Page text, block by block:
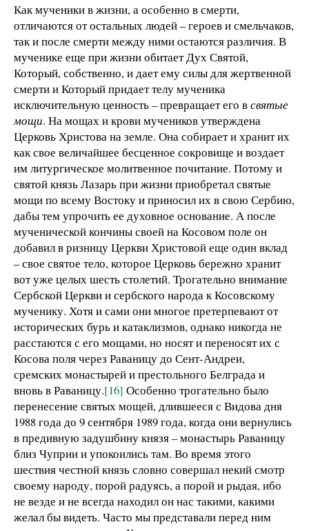
Как мученики в жизни, а особенно в смерти,
отличаются от остальных людей – героев и смельчаков,
так и после смерти между ними остаются различия. В
мученике еще при жизни обитает Дух Святой,
Который, собственно, и дает ему силы для жертвенной
смерти и Который придает телу мученика
исключительную ценность – превращает его всвятые
мощи. На мощах и крови мучеников утверждена
Церковь Христова на земле. Она собирает и хранит их
как свое величайшее бесценное сокровище и воздает
им литургическое молитвенное почитание. Потому и
святой князь Лазарь при жизни приобретал святые
мощи по всему Востоку и приносил их в свою Сербию,
дабы тем упрочить ее духовное основание. А после
мученической кончины своей на Косовом поле он
добавил в ризницу Церкви Христовой еще один вклад
– свое святое тело, которое Церковь бережно хранит
вот уже целых шесть столетий. Трогательно внимание
Сербской Церкви и сербского народа к Косовскому
мученику. Хотя и сами они многое претерпевают от
исторических бурь и катаклизмов, однако никогда не
расстаются с его мощами, но носят и переносят их с
Косова поля через Раваницу до Сент-Андреи,
сремских монастырей и престольного Белграда и
вновь в Раваницу.[16] Особенно трогательно было
перенесение святых мощей, длившееся с Видова дня
1988 года до 9 сентября 1989 года, когда они вернулись
в предивную задушбину князя – монастырь Раваницу
близ Чуприи и упокоились там. Во время этого
шествия честной князь словно совершал некий смотр
своему народу, порой радуясь, а порой и рыдая, ибо
не везде и не всегда находил он нас такими, какими
желал бы видеть. Часто мы представали перед ним